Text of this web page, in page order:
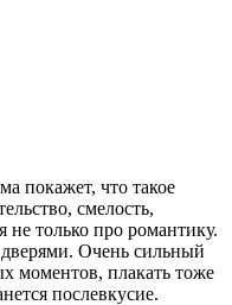
покажет, что такое
смелость,
не только про романтику.
Очень сильный
моментов, плакать тоже
послевкусие.